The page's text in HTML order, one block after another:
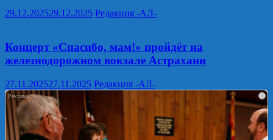
29.12.202529.12.2025 Редакция -АЛ-
Концерт «Спасибо, мам!» пройдёт на
железнодорожном вокзале Астрахани
27.11.202527.11.2025 Редакция -АЛ-
i